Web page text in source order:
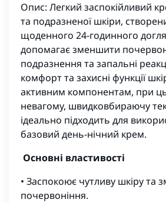
Опис: Легкий заспокійливий
та подразненої шкіри,
щоденного 24‑годинного
допомагає зменшити
подразнення та запальні
комфорт та захисні функції
активним компонентам, при
невагому, швидковбираючу
ідеально підходить для
базовий день‑нічний крем.
Основні властивості
• Заспокоює чутливу шкіру та
почервоніння.